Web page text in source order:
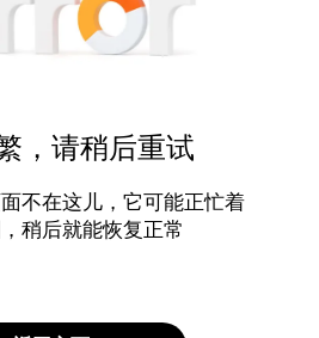
，请稍后重试
不在这儿，它可能正忙着
稍后就能恢复正常